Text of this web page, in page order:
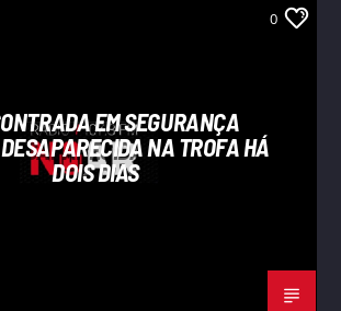
0
EM SEGURANÇA
NA TROFA HÁ
DOIS DIAS